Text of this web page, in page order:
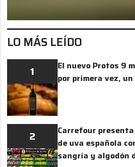
LO MÁS LEÍDO
1
El nuevo Protos 9
por primera vez,
2
Carrefour
de uva española
sangría y algodón